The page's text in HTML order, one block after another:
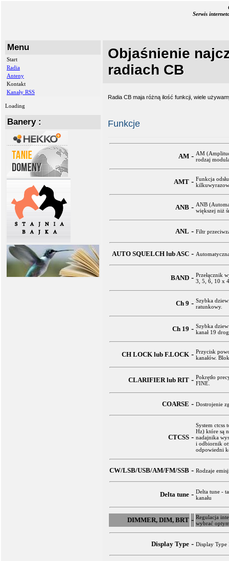
Serwis
Menu
Start
Radia
Anteny
Kontakt
Kanały RSS
Loading
Banery :
Objaśnienie
radiach CB
Radia CB maja różną ilość funkcji, wiele
Funkcje
AM - AM
rodzaj
AMT - Funkcja
ANB - ANB
większej niż
ANL - Filtr
AUTO SQUELCH lub ASC -
BAND - Przełącznik
3, 5, 6, 10 x
Ch 9 - Szybka
ratunkowy.
Ch 19 - Szybka
kanał 19
CH LOCK lub F.LOCK - Przycisk
kanałów.
CLARIFIER lub RIT - Pokrętło
FINE.
COARSE - Dostrojenie
CTCSS -
System ctcss
Hz) które są
nadajnika
i odbiornik
odpowiedni
CW/LSB/USB/AM/FM/SSB - Rodzaje
Delta tune - Delta tune -
kanału
DIMMER, DIM, BRT - Regulacja
wybrać
Display Type - Display Type